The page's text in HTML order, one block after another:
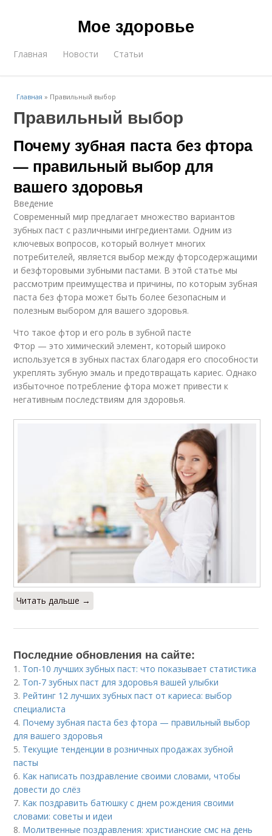
Мое здоровье
Главная Новости Статьи
Главная » Правильный выбор
Правильный выбор
Почему зубная паста без фтора
— правильный выбор для
вашего здоровья
Введение
Современный мир предлагает множество вариантов
зубных паст с различными ингредиентами. Одним из
ключевых вопросов, который волнует многих
потребителей, является выбор между фторсодержащими
и безфторовыми зубными пастами. В этой статье мы
рассмотрим преимущества и причины, по которым зубная
паста без фтора может быть более безопасным и
полезным выбором для вашего здоровья.
Что такое фтор и его роль в зубной пасте
Фтор — это химический элемент, который широко
используется в зубных пастах благодаря его способности
укреплять зубную эмаль и предотвращать кариес. Однако
избыточное потребление фтора может привести к
негативным последствиям для здоровья.
Читать дальше →
Последние обновления на сайте:
1. Топ-10 лучших зубных паст: что показывает статистика
2. Топ-7 зубных паст для здоровья вашей улыбки
3. Рейтинг 12 лучших зубных паст от кариеса: выбор
специалиста
4. Почему зубная паста без фтора — правильный выбор
для вашего здоровья
5. Текущие тенденции в розничных продажах зубной
пасты
6. Как написать поздравление своими словами, чтобы
довести до слёз
7. Как поздравить батюшку с днем рождения своими
словами: советы и идеи
8. Молитвенные поздравления: христианские смс на день